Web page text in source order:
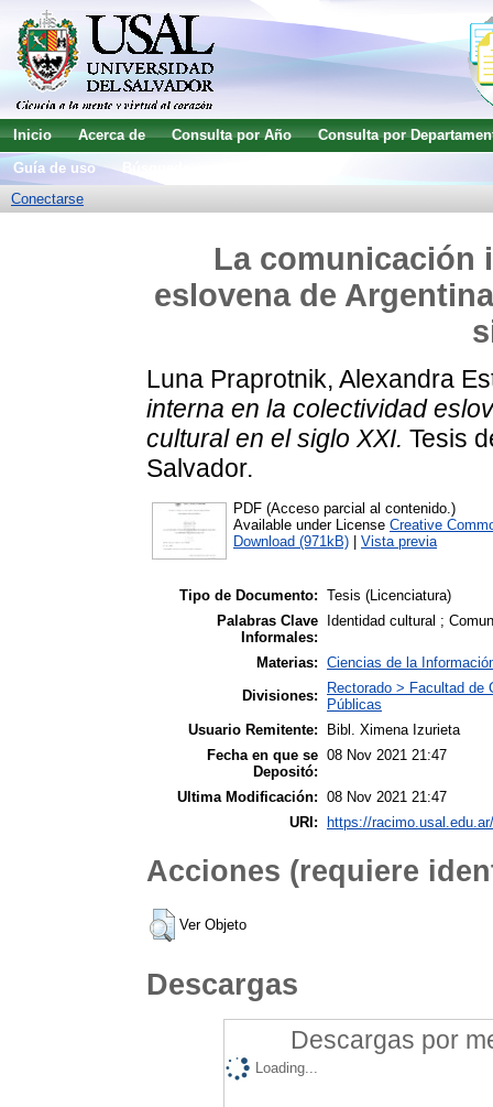
Inicio Acerca de Consulta por Año
Consulta por
Guía de uso
Conectarse
La comunicación
eslovena de
Luna Praprotnik, Alexandra
interna en la colectividad
cultural en el siglo XXI. Tesis
Salvador.
PDF (Acceso parcial al contenido.)
Available under License Creative
Download (971kB)
Vista previa
Tipo de Documento: Tesis (Licenciatura)
Palabras Clave
Informales:
Identidad cultural ;
Materias: Ciencias de la
Divisiones:
Rectorado > Facultad
Públicas
Usuario Remitente:
Bibl. Ximena Izurieta
Fecha en que se
Depositó:
08 Nov 2021 21:47
Ultima Modificación: 08 Nov 2021 21:47
URI:
https://
Acciones (requiere
Ver Objeto
Descargas
Descargas por
Loading...